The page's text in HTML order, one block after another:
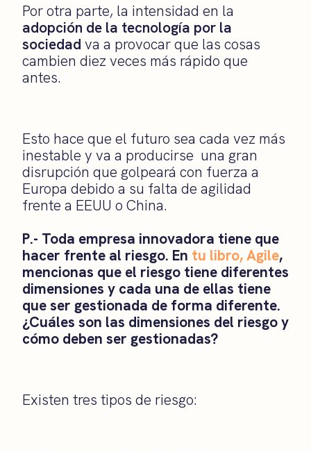
Por otra parte, la intensidad en la
adopción de la tecnología por la
sociedad va a provocar que las cosas
cambien diez veces más rápido que
antes.
Esto hace que el futuro sea cada vez más
inestable y va a producirse una gran
disrupción que golpeará con fuerza a
Europa debido a su falta de agilidad
frente a EEUU o China.
P.- Toda empresa innovadora tiene que
hacer frente al riesgo. En tu libro, Agile,
mencionas que el riesgo tiene diferentes
dimensiones y cada una de ellas tiene
que ser gestionada de forma diferente.
¿Cuáles son las dimensiones del riesgo y
cómo deben ser gestionadas?
Existen tres tipos de riesgo: